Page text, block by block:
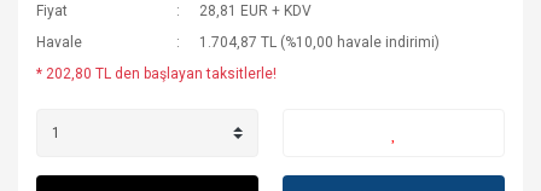
Fiyat
28,81 EUR + KDV
Havale
1.704,87 TL (%10,00 havale indirimi)
* 202,80 TL den başlayan taksitlerle!